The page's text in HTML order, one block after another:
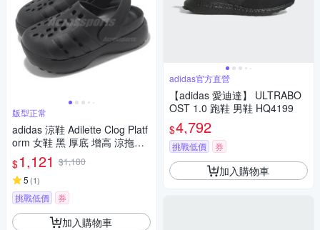
版型正常
adidas 涼鞋 Adilette Clog Platf
orm 女鞋 黑 厚底 增高 涼拖鞋
愛迪達 JP9577
$1,121 $1,180
5 (1)
挑戰低價 券
加入購物車
adidas官方直營
【adidas 愛迪達】 ULTRABO
OST 1.0 跑鞋 男鞋 HQ4199
$4,792
挑戰低價 券
加入購物車